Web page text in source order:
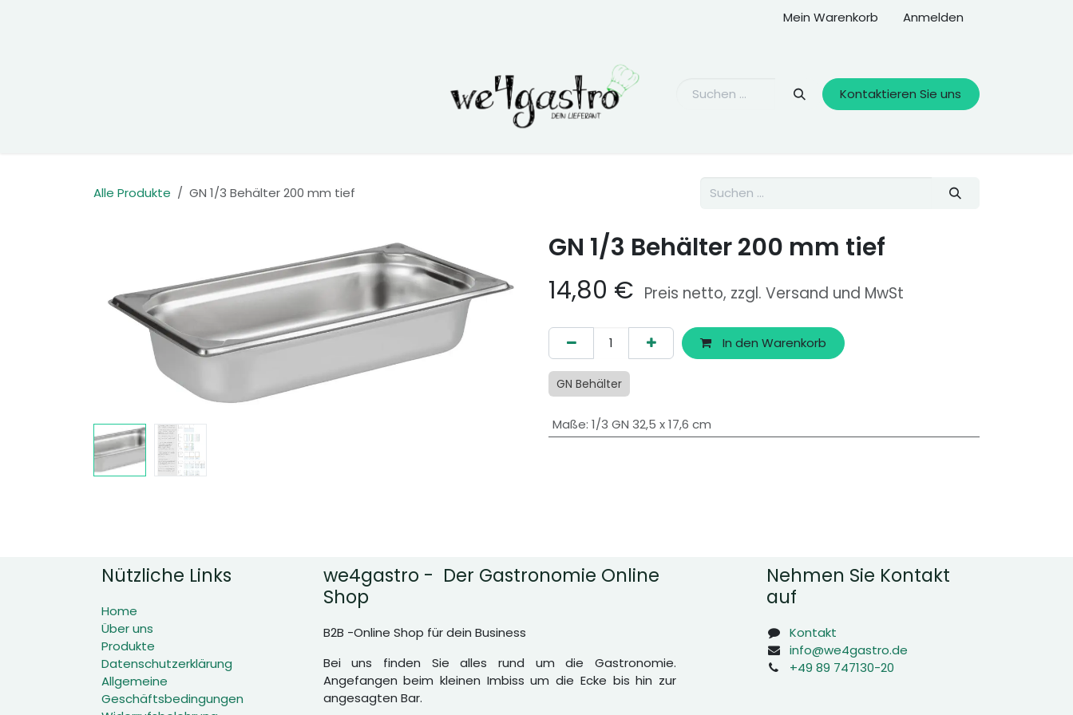
Mein Warenkorb Anmelden
Kontaktieren Sie uns
Alle Produkte GN 1/3 Behälter 200 mm tief
GN 1/3 Behälter 200 mm tief
14,80 € Preis netto, zzgl. Versand und MwSt
In den Warenkorb
GN Behälter
Maße: 1/3 GN 32,5 x 17,6 cm
Nützliche Links
Home
Über uns
Produkte
Datenschutzerklärung
Allgemeine
Geschäftsbedingungen
we4gastro - Der Gastronomie Online
Shop
B2B -Online Shop für dein Business
Bei uns finden Sie alles rund um die Gastronomie.
Angefangen beim kleinen Imbiss um die Ecke bis hin zur
angesagten Bar.
Nehmen Sie Kontakt
auf
Kontakt
info@we4gastro.de
+49 89 747130-20